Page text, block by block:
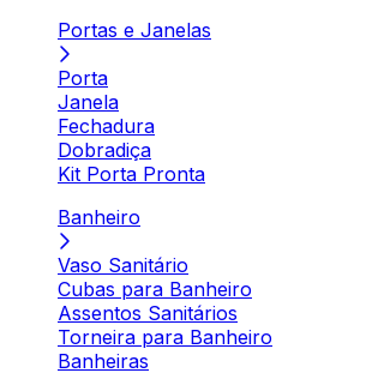
Portas e Janelas
Porta
Janela
Fechadura
Dobradiça
Kit Porta Pronta
Banheiro
Vaso Sanitário
Cubas para Banheiro
Assentos Sanitários
Torneira para Banheiro
Banheiras